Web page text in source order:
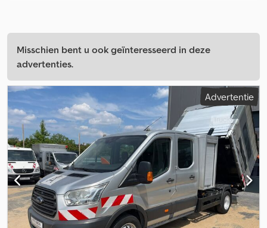
Misschien bent u ook geïnteresseerd in deze
advertenties.
Advertentie